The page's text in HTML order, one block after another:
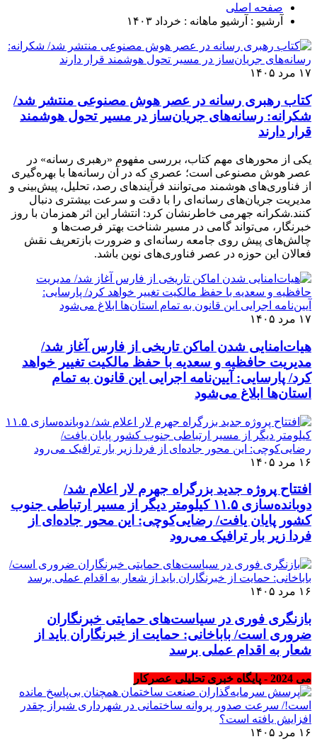
صفحه اصلی
آرشیو : آرشیو ماهانه : خرداد ۱۴۰۳
۱۷ مرد ۱۴۰۵
کتاب رهبری رسانه در عصر هوش مصنوعی منتشر شد/
شکرانه: رسانه‌های جریان‌ساز در مسیر تحول هوشمند
قرار دارند
یکی از محورهای مهم کتاب، بررسی مفهوم «رهبری رسانه» در
عصر هوش مصنوعی است؛ عصری که در آن رسانه‌ها با بهره‌گیری
از فناوری‌های هوشمند می‌توانند فرآیندهای رصد، تحلیل، پیش‌بینی و
مدیریت جریان‌های رسانه‌ای را با دقت و سرعت بیشتری دنبال
کنند.شکرانه جهرمی خاطرنشان کرد: انتشار این اثر همزمان با روز
خبرنگار، می‌تواند گامی در مسیر شناخت بهتر فرصت‌ها و
چالش‌های پیش روی جامعه رسانه‌ای و ضرورت بازتعریف نقش
فعالان این حوزه در عصر فناوری‌های نوین باشد.
۱۷ مرد ۱۴۰۵
هیات‌امنایی شدن اماکن تاریخی از فارس آغاز شد/
مدیریت حافظیه و سعدیه با حفظ مالکیت تغییر خواهد
کرد/ پارسایی: آیین‌نامه اجرایی این قانون به تمام
استان‌ها ابلاغ می‌‌شود
۱۶ مرد ۱۴۰۵
افتتاح پروژه جدید بزرگراه جهرم لار اعلام شد/
دوبانده‌سازی ۱۱.۵ کیلومتر دیگر از مسیر ارتباطی جنوب
کشور پایان یافت/ رضایی‌کوچی: این محور جاده‌ای از
فردا زیر بار ترافیک می‌رود
۱۶ مرد ۱۴۰۵
بازنگری فوری در سیاست‌های حمایتی خبرنگاران
ضروری است/ باباخانی: حمایت از خبرنگاران باید از
شعار به اقدام عملی برسد
می 2024 - پایگاه خبری تحلیلی عصرکار
۱۶ مرد ۱۴۰۵